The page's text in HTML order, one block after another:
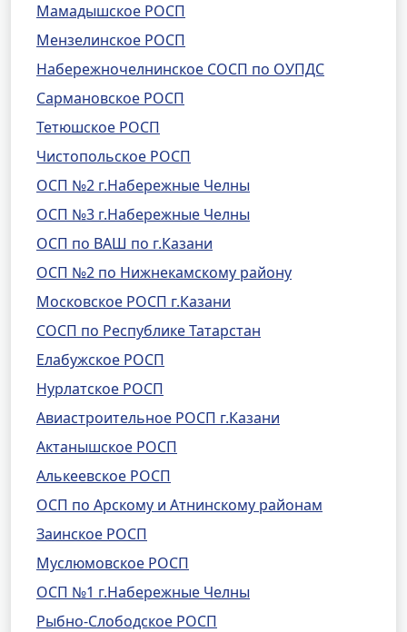
Мамадышское РОСП
Мензелинское РОСП
Набережночелнинское СОСП по ОУПДС
Сармановское РОСП
Тетюшское РОСП
Чистопольское РОСП
ОСП №2 г.Набережные Челны
ОСП №3 г.Набережные Челны
ОСП по ВАШ по г.Казани
ОСП №2 по Нижнекамскому району
Московское РОСП г.Казани
СОСП по Республике Татарстан
Елабужское РОСП
Нурлатское РОСП
Авиастроительное РОСП г.Казани
Актанышское РОСП
Алькеевское РОСП
ОСП по Арскому и Атнинскому районам
Заинское РОСП
Муслюмовское РОСП
ОСП №1 г.Набережные Челны
Рыбно-Слободское РОСП